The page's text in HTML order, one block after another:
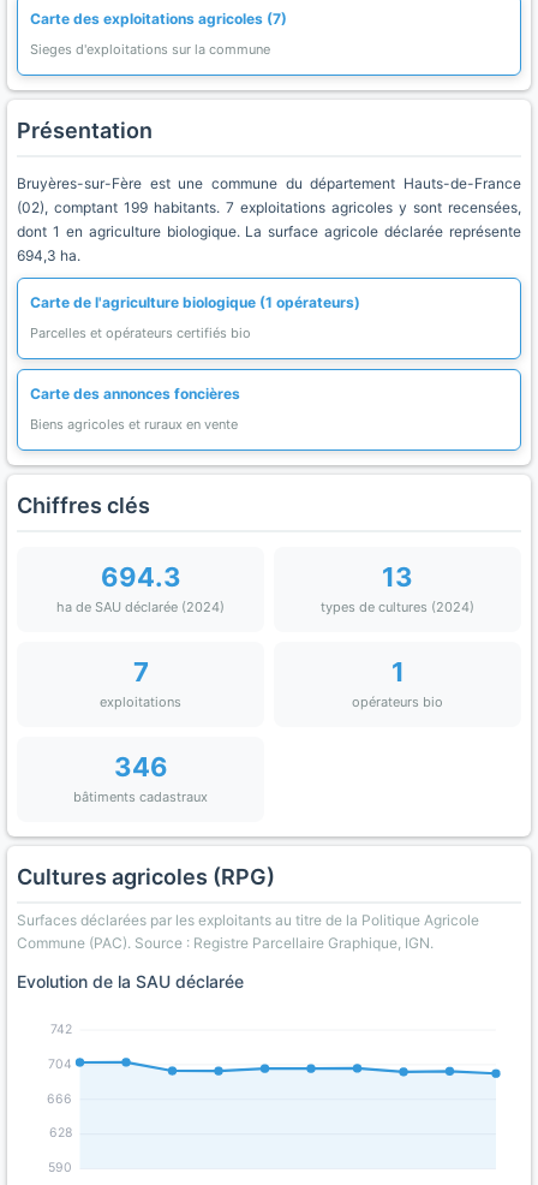
Carte des exploitations agricoles (7)
Sieges d'exploitations sur la commune
Présentation
Bruyères-sur-Fère est une commune du département Hauts-de-France
(02), comptant 199 habitants. 7 exploitations agricoles y sont recensées,
dont 1 en agriculture biologique. La surface agricole déclarée représente
694,3 ha.
Carte de l'agriculture biologique (1 opérateurs)
Parcelles et opérateurs certifiés bio
Carte des annonces foncières
Biens agricoles et ruraux en vente
Chiffres clés
694.3
ha de SAU déclarée (2024)
13
types de cultures (2024)
7
exploitations
1
opérateurs bio
346
bâtiments cadastraux
Cultures agricoles (RPG)
Surfaces déclarées par les exploitants au titre de la Politique Agricole
Commune (PAC). Source : Registre Parcellaire Graphique, IGN.
Evolution de la SAU déclarée
590
628
666
704
742